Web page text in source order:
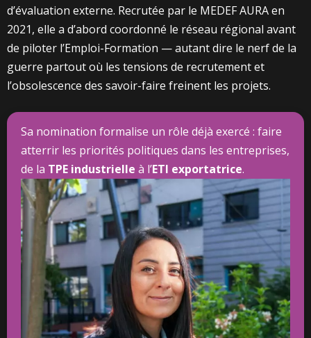
d’évaluation externe. Recrutée par le MEDEF AURA en
2021, elle a d’abord coordonné le réseau régional avant
de piloter l’Emploi-Formation — autant dire le nerf de la
guerre partout où les tensions de recrutement et
l’obsolescence des savoir-faire freinent les projets.
Sa nomination formalise un rôle déjà exercé : faire
atterrir les priorités politiques dans les entreprises,
de la TPE industrielle à l’ETI exportatrice.